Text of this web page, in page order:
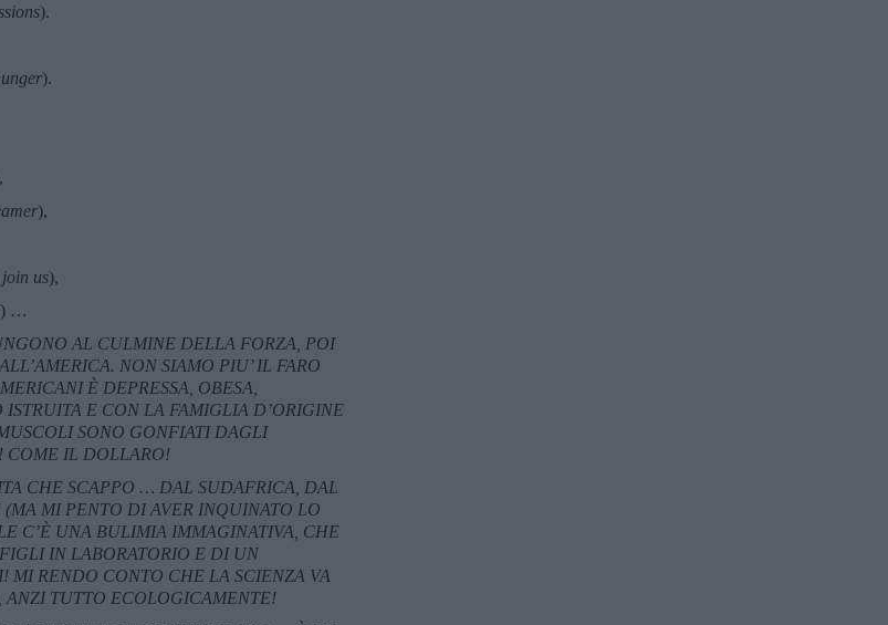
).
).
),
us),
) …
AL CULMINE DELLA FORZA, POI
NON SIAMO PIU’ IL FARO
È DEPRESSA, OBESA,
E CON LA FAMIGLIA D’ORIGINE
SONO GONFIATI DAGLI
COME IL DOLLARO!
CHE SCAPPO … DAL SUDAFRICA, DAL
MI PENTO DI AVER INQUINATO LO
C’È UNA BULIMIA IMMAGINATIVA, CHE
IN LABORATORIO E DI UN
RENDO CONTO CHE LA SCIENZA VA
ANZI TUTTO ECOLOGICAMENTE!